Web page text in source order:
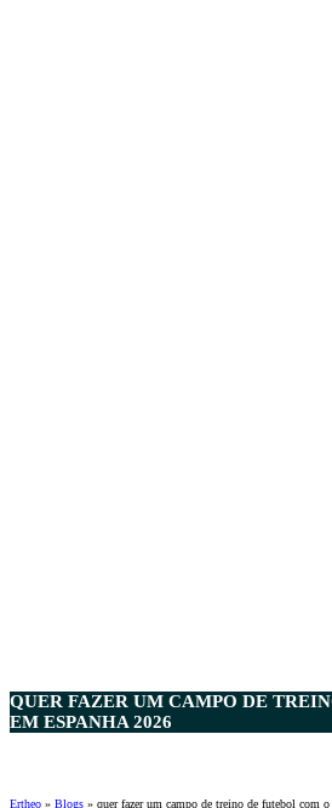
QUER FAZER UM CAMPO DE
EM ESPANHA 2026
Ertheo » Blogs » quer fazer um campo de treino de futebol com o